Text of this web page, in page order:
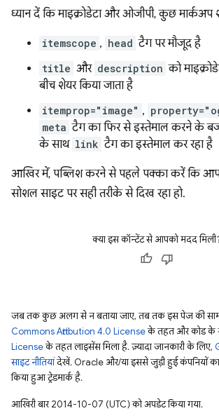
ध्यान दें कि माइक्रोडेटा और ओजीपी, कुछ मार्कअप
itemscope , head टैग पर मौजूद है
title और description को
बीच शेयर किया जाता है
itemprop="image" ,
meta टैग का फिर से इस्तेमाल करने के
के साथ link टैग का इस्तेमाल कर रहा है
आखिर में, पब्लिश करने से पहले पक्का करें कि
सोशल साइट पर सही तरीके से दिख रहा हो.
क्या इस कॉन्टेंट से आपको मदद
जब तक कुछ अलग से न बताया जाए, तब तक इस पेज की
Commons Attribution 4.0 Licenseके तहत और कोड के
Licenseके तहत लाइसेंस मिला है. ज़्यादा जानकारी के लिए,
साइट नीतियांदेखें. Oracle और/या इससे जुड़ी हुई कंपनियों
किया हुआ ट्रेडमार्क है.
आखिरी बार 2014-10-07 (UTC) को अपडेट किया गया.